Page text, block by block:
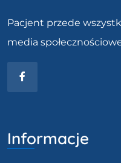
Pacjent przede
media
Informacje